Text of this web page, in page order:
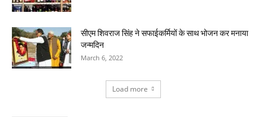
सीएम शिवराज सिंह ने सफाईकर्मियों के साथ भोजन कर मनाया
जन्मदिन
March 6, 2022
Load more